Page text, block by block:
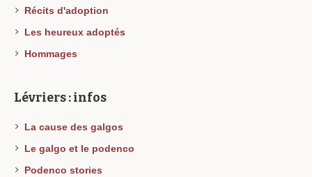
Récits d'adoption
Les heureux adoptés
Hommages
Lévriers : infos
La cause des galgos
Le galgo et le podenco
Podenco stories